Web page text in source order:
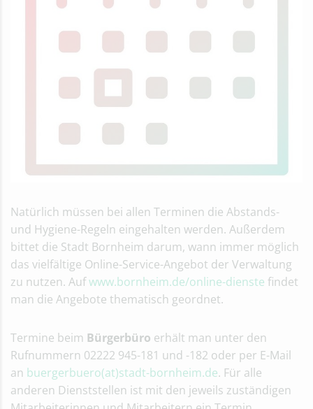
Natürlich müssen bei allen Terminen die Abstands-
und Hygiene-Regeln eingehalten werden. Außerdem
bittet die Stadt Bornheim darum, wann immer möglich
das vielfältige Online-Service-Angebot der Verwaltung
zu nutzen. Aufwww.bornheim.de/online-dienste findet
man die Angebote thematisch geordnet.
Termine beim Bürgerbüro erhält man unter den
Rufnummern 02222 945-181 und -182 oder per E-Mail
an buergerbuero(at)stadt-bornheim.de. Für alle
anderen Dienststellen ist mit den jeweils zuständigen